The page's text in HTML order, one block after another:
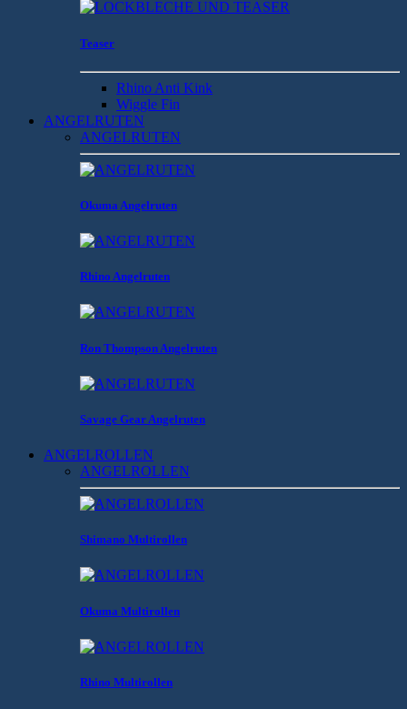
Teaser
Rhino Anti Kink
Wiggle Fin
ANGELRUTEN
ANGELRUTEN
Okuma Angelruten
Rhino Angelruten
Ron Thompson Angelruten
Savage Gear Angelruten
ANGELROLLEN
ANGELROLLEN
Shimano Multirollen
Okuma Multirollen
Rhino Multirollen